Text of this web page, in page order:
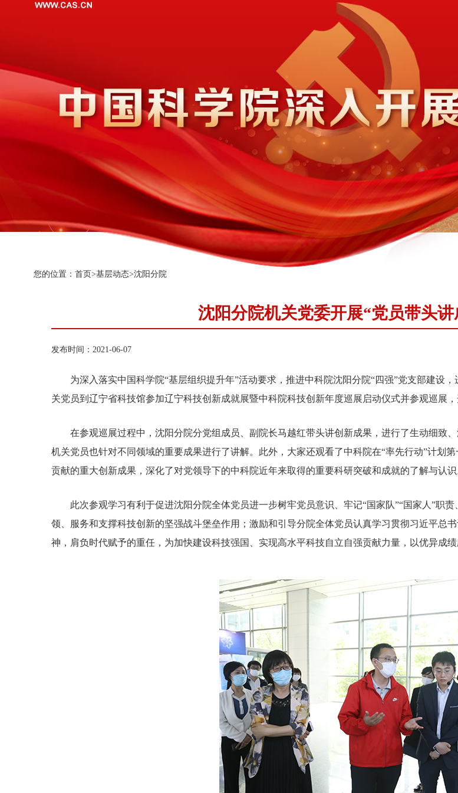
您的位置： 首页>基层动态>沈阳分院
沈阳分院机关党委开展“党员带头
发布时间：2021-06-07
为深入落实中国科学院“基层组织提升年”活动要求，推进中科院沈阳分院“四强”党支部建设
关党员到辽宁省科技馆参加辽宁科技创新成就展暨中科院科技创新年度巡展启动仪式并参观巡展，
在参观巡展过程中，沈阳分院分党组成员、副院长马越红带头讲创新成果，进行了生动细致
机关党员也针对不同领域的重要成果进行了讲解。此外，大家还观看了中科院在“率先行动”计划
贡献的重大创新成果，深化了对党领导下的中科院近年来取得的重要科研突破和成就的了解与认识
此次参观学习有利于促进沈阳分院全体党员进一步树牢党员意识、牢记“国家队”“国家人”职责
领、服务和支撑科技创新的坚强战斗堡垒作用；激励和引导分院全体党员认真学习贯彻习近平总
神，肩负时代赋予的重任，为加快建设科技强国、实现高水平科技自立自强贡献力量，以优异成绩